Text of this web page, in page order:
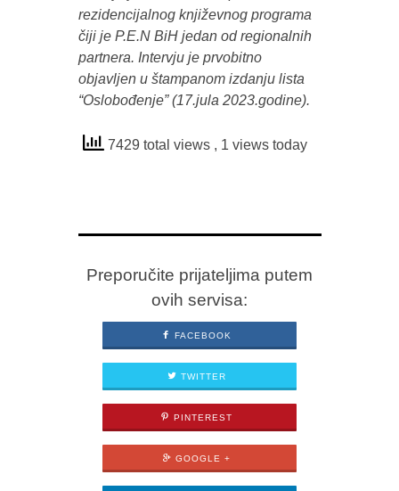
rezidencijalnog književnog programa
čiji je P.E.N BiH jedan od regionalnih
partnera. Intervju je prvobitno
objavljen u štampanom izdanju lista
“Oslobođenje” (17.jula 2023.godine).
7429 total views , 1 views today
Preporučite prijateljima putem
ovih servisa:
FACEBOOK
TWITTER
PINTEREST
GOOGLE +